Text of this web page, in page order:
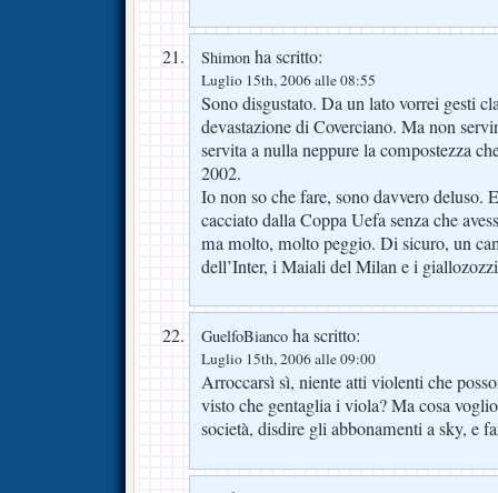
Shimon ha scritto:
Luglio 15th, 2006 alle 08:55
Sono disgustato. Da un lato vorrei gesti
devastazione di Coverciano. Ma non
servita a nulla neppure la compostezza
2002.
Io non so che fare, sono davvero deluso.
cacciato dalla Coppa Uefa senza che
ma molto, molto peggio. Di sicuro, un
dell’Inter, i Maiali del Milan e i
GuelfoBianco ha scritto:
Luglio 15th, 2006 alle 09:00
Arroccarsì sì, niente atti violenti che
visto che gentaglia i viola? Ma cosa
società, disdire gli abbonamenti a sky, e